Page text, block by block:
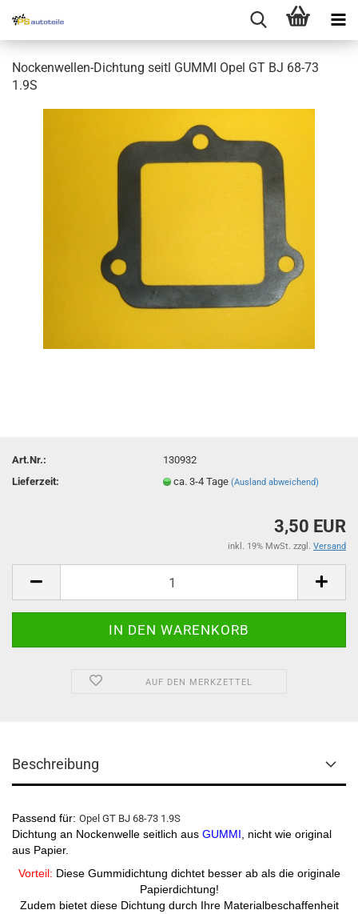
Nockenwellen-Dichtung seitl GUMMI Opel GT BJ 68-73
1.9S
Art.Nr.:
130932
Lieferzeit:
ca. 3-4 Tage(Ausland abweichend)
3,50 EUR
inkl. 19% MwSt. zzgl. Versand
AUF DEN MERKZETTEL
Beschreibung
Passend für: Opel GT BJ 68-73 1.9S
Dichtung an Nockenwelle seitlich aus GUMMI , nicht wie original
aus Papier.
Vorteil: Diese Gummidichtung dichtet besser ab als die originale
Papierdichtung!
Zudem bietet diese Dichtung durch Ihre Materialbeschaffenheit